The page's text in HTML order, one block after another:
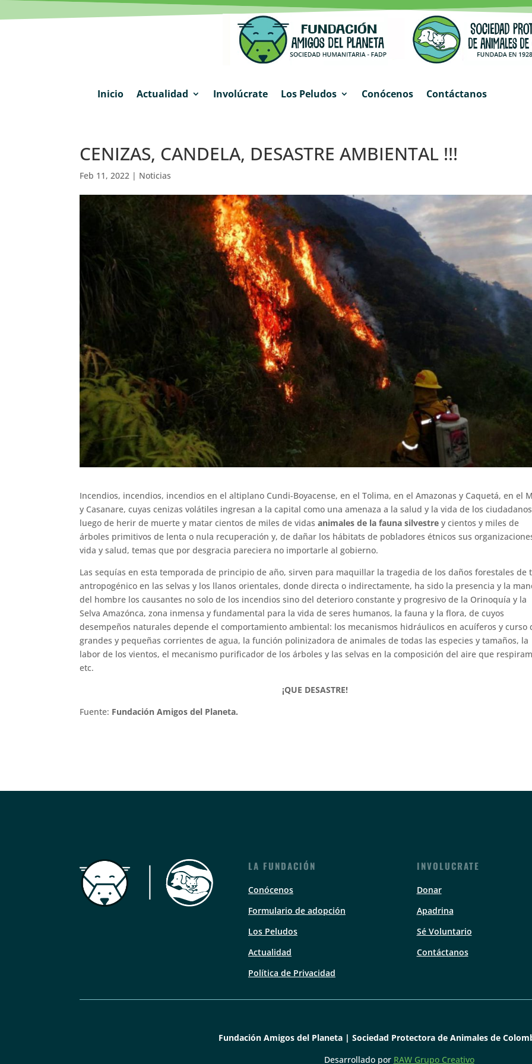
Inicio Actualidad Involúcrate Los Peludos Conócenos Contáctanos
CENIZAS, CANDELA, DESASTRE AMBIENTAL !!!
Feb 11, 2022 | Noticias
Incendios, incendios, incendios en el altiplano Cundi-Boyacense, en el Tolima, en el Amazonas y Caquetá, en el
y Casanare, cuyas cenizas volátiles ingresan a la capital como una amenaza a la salud y la vida de los
luego de herir de muerte y matar cientos de miles de vidasanimales de la fauna silvestre y cientos y miles de
árboles primitivos de lenta o nula recuperación y, de dañar los hábitats de pobladores étnicos sus
vida y salud, temas que por desgracia pareciera no importarle al gobierno.
Las sequías en esta temporada de principio de año, sirven para maquillar la tragedia de los daños forestales de
antropogénico en las selvas y los llanos orientales, donde directa o indirectamente, ha sido la presencia y la
del hombre los causantes no solo de los incendios sino del deterioro constante y progresivo de la Orinoquía y la
Selva Amazónca, zona inmensa y fundamental para la vida de seres humanos, la fauna y la flora, de cuyos
desempeños naturales depende el comportamiento ambiental: los mecanismos hidráulicos en acuíferos y curso
grandes y pequeñas corrientes de agua, la función polinizadora de animales de todas las especies y tamaños, la
labor de los vientos, el mecanismo purificador de los árboles y las selvas en la composición del aire que
etc.
¡QUE DESASTRE!
Fuente: Fundación Amigos del Planeta.
LA FUNDACIÓN
Conócenos
Formulario de adopción
Los Peludos
Actualidad
Política de Privacidad
INVOLUCRATE
Donar
Apadrina
Sé Voluntario
Contáctanos
Fundación Amigos del Planeta | Sociedad Protectora de Animales de
Desarrollado por RAW Grupo Creativo